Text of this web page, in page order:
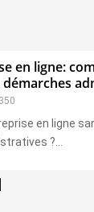
en ligne:
350
en ligne
?...